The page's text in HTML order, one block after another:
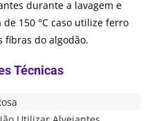
durante a lavagem e
150 °C caso utilize ferro
fibras do algodão.